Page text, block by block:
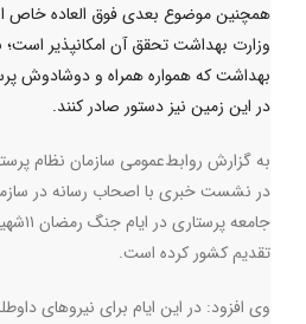
همچنین موضوع بعدی فوق العاده خاص
وزارت بهداشت تحقق آن امکانپذیر است؛
بهداشت که همواره همراه و دوشادوش
در این زمین نیز دستور صادر کنند.
به گزارش روابط‌عمومی سازمان نظام
در نشست خبری با اصحاب رسانه در
تقدیم کشور کرده است.